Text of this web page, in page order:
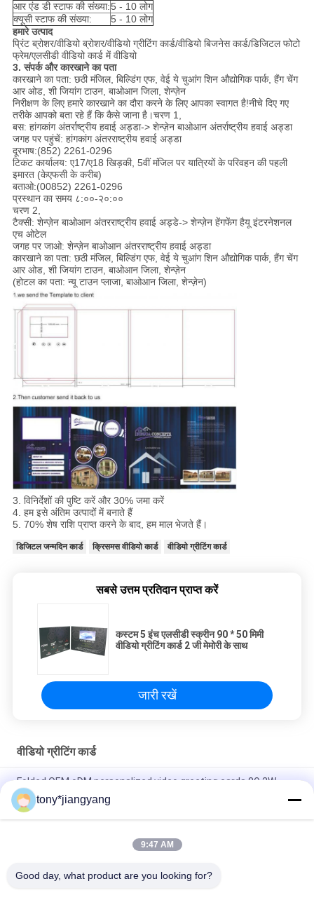
आर एंड डी स्टाफ की संख्या:5 - 10 लोग
क्यूसी स्टाफ की संख्या:
5 - 10 लोग
हमारे उत्पाद
प्रिंट ब्रोशर/वीडियो ब्रोशर/वीडियो ग्रीटिंग कार्ड/वीडियो बिजनेस कार्ड/डिजिटल फोटो
फ्रेम/एलसीडी वीडियो कार्ड में वीडियो
3. संपर्क और कारखाने का पता
कारखाने का पता: छठी मंजिल, बिल्डिंग एफ, वेई ये चुआंग शिन औद्योगिक पार्क, हैंग चेंग
आर ओड, शी जियांग टाउन, बाओआन जिला, शेन्ज़ेन
निरीक्षण के लिए हमारे कारखाने का दौरा करने के लिए आपका स्वागत है!नीचे दिए गए
तरीके आपको बता रहे हैं कि कैसे जाना है।चरण 1,
बस: हांगकांग अंतर्राष्ट्रीय हवाई अड्डा-> शेन्ज़ेन बाओआन अंतर्राष्ट्रीय हवाई अड्डा
जगह पर पहुंचें: हांगकांग अंतरराष्ट्रीय हवाई अड्डा
दूरभाष:(852) 2261-0296
टिकट कार्यालय: ए17/ए18 खिड़की, 5वीं मंजिल पर यात्रियों के परिवहन की पहली
इमारत (केएफसी के करीब)
बताओ:(00852) 2261-0296
प्रस्थान का समय ८:००-२०:००
चरण 2,
टैक्सी: शेन्ज़ेन बाओआन अंतरराष्ट्रीय हवाई अड्डे-> शेन्ज़ेन हेंगफेंग हैयू इंटरनेशनल
एच ओटेल
जगह पर जाओ: शेन्ज़ेन बाओआन अंतरराष्ट्रीय हवाई अड्डा
कारखाने का पता: छठी मंजिल, बिल्डिंग एफ, वेई ये चुआंग शिन औद्योगिक पार्क, हैंग चेंग
आर ओड, शी जियांग टाउन, बाओआन जिला, शेन्ज़ेन
(होटल का पता: न्यू टाउन प्लाजा, बाओआन जिला, शेन्ज़ेन)
3. विनिर्देशों की पुष्टि करें और 30% जमा करें
4. हम इसे अंतिम उत्पादों में बनाते हैं
5. 70% शेष राशि प्राप्त करने के बाद, हम माल भेजते हैं।
डिजिटल जन्मदिन कार्ड क्रिसमस वीडियो कार्ड वीडियो ग्रीटिंग कार्ड
सबसे उत्तम प्रतिदान प्राप्त करें
कस्टम 5 इंच एलसीडी स्क्रीन 90 * 50 मिमी
वीडियो ग्रीटिंग कार्ड 2 जी मेमोरी के साथ
जारी रखें
वीडियो ग्रीटिंग कार्ड
Folded OEM oDM personalized video greeting cards 8Ω 2W
Speaker
7inch IPS 1024*600 TFT LCD Video Greeting Card 1000mAh
tony*jiangyang
9:47 AM
Good day, what product are you looking for?